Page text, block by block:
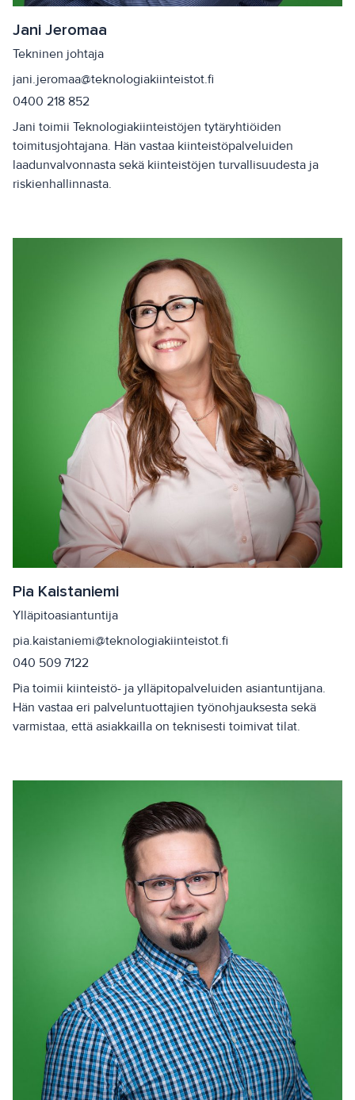
Jani Jeromaa
Tekninen johtaja
jani.jeromaa@teknologiakiinteistot.fi
0400 218 852
Jani toimii Teknologiakiinteistöjen tytäryhtiöiden
toimitusjohtajana. Hän vastaa kiinteistöpalveluiden
laadunvalvonnasta sekä kiinteistöjen turvallisuudesta ja
riskienhallinnasta.
Pia Kaistaniemi
Ylläpitoasiantuntija
pia.kaistaniemi@teknologiakiinteistot.fi
040 509 7122
Pia toimii kiinteistö- ja ylläpitopalveluiden asiantuntijana.
Hän vastaa eri palveluntuottajien työnohjauksesta sekä
varmistaa, että asiakkailla on teknisesti toimivat tilat.